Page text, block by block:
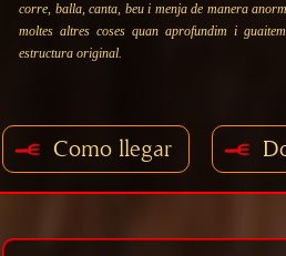
corre, balla, canta, beu i menja de manera
moltes altres coses quan aprofundim i
estructura original.
Como llegar